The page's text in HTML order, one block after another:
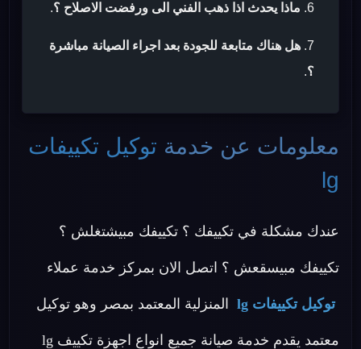
ماذا يحدث اذا ذهب الفني الى ورفضت الاصلاح ؟.
هل هناك متابعة للجودة بعد اجراء الصيانة مباشرة
؟.
معلومات عن خدمة توكيل تكييفات
lg
عندك مشكلة في تكييفك ؟ تكييفك مبيشتغلش ؟
تكييفك مبيسقعش ؟ اتصل الان بمركز خدمة عملاء
توكيل تكييفات lg المنزلية المعتمد بمصر وهو توكيل
معتمد يقدم خدمة صيانة جميع انواع اجهزة تكييف lg